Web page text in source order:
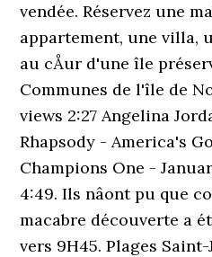
vendée. Réservez une
appartement, une villa,
au cÅur d'une île
Communes de l'île de
views 2:27 Angelina
Rhapsody - America's
Champions One -
4:49. Ils nâont pu que
macabre découverte a
vers 9H45. Plages